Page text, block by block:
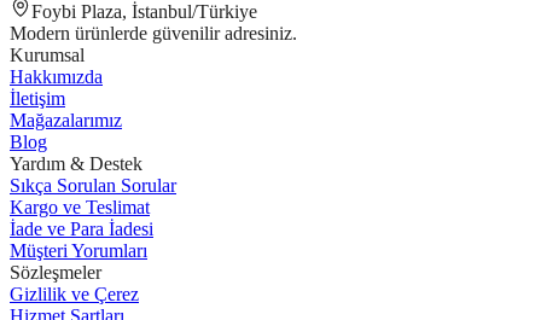
Foybi Plaza, İstanbul/Türkiye
Modern ürünlerde güvenilir adresiniz.
Kurumsal
Hakkımızda
İletişim
Mağazalarımız
Blog
Yardım & Destek
Sıkça Sorulan Sorular
Kargo ve Teslimat
İade ve Para İadesi
Müşteri Yorumları
Sözleşmeler
Gizlilik ve Çerez